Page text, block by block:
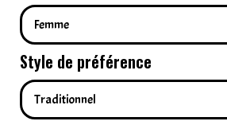
Style de préférence